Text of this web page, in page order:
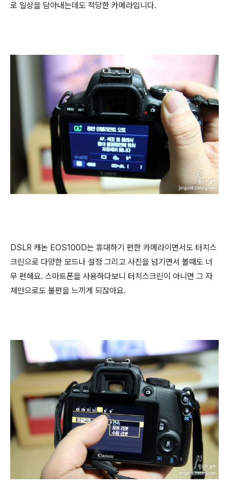
로 일상을 담아내는데도 적당한 카메라입니다.
DSLR 캐논 EOS100D는 휴대하기 편한 카메라이면서도 터치스
크린으로 다양한 모드나 설정 그리고 사진을 넘기면서 볼때도 너
무 편해요. 스마트폰을 사용하다보니 터치스크린이 아니면 그 자
체만으로도 불편을 느끼게 되잖아요.